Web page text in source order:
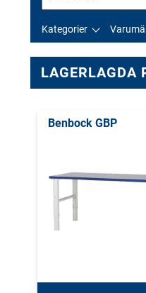
Kategorier
LAGERLAGDA
Benbock GBP